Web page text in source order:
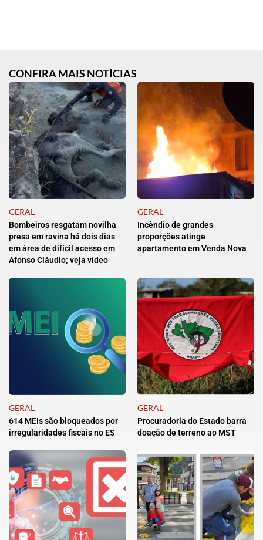
CONFIRA MAIS NOTÍCIAS
GERAL
Bombeiros resgatam novilha
presa em ravina há dois dias
em área de difícil acesso em
Afonso Cláudio; veja vídeo
GERAL
Incêndio de grandes
proporções atinge
apartamento em Venda Nova
GERAL
614 MEIs são bloqueados por
irregularidades fiscais no ES
GERAL
Procuradoria do Estado barra
doação de terreno ao MST